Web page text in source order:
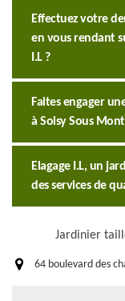
Effectuez votre
en vous rendant
I.L ?
Faites engager
à Soisy Sous
Elagage I.L, un
des services de
Jardinier
64 boulevard des